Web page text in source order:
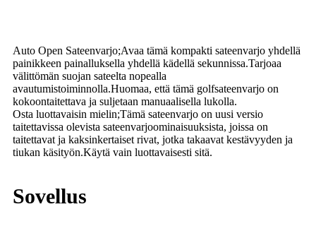
Auto Open Sateenvarjo;Avaa tämä kompakti sateenvarjo yhdellä
painikkeen painalluksella yhdellä kädellä sekunnissa.Tarjoaa
välittömän suojan sateelta nopealla
avautumistoiminnolla.Huomaa, että tämä golfsateenvarjo on
kokoontaitettava ja suljetaan manuaalisella lukolla.
Osta luottavaisin mielin;Tämä sateenvarjo on uusi versio
taitettavissa olevista sateenvarjoominaisuuksista, joissa on
taitettavat ja kaksinkertaiset rivat, jotka takaavat kestävyyden ja
tiukan käsityön.Käytä vain luottavaisesti sitä.
Sovellus